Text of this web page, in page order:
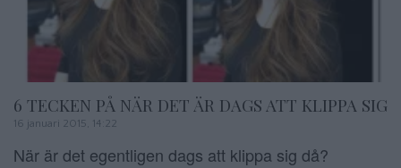
6 TECKEN PÅ NÄR DET ÄR DAGS ATT KLIPPA SIG
16 januari 2015, 14:22
När är det egentligen dags att klippa sig då?